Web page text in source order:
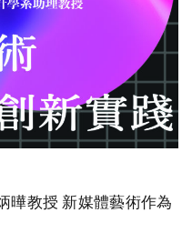
曄教授 新媒體藝術作為